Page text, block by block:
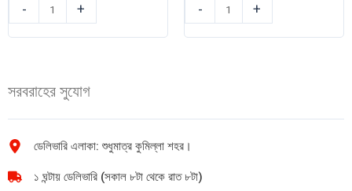
-
কার্স্টাড
পাউডার
+ -
বেবি
পাউডার
+
সরবরাহের সুযোগ
ডেলিভারি এলাকা: শুধুমাত্র কুমিল্লা শহর।
১ ঘন্টায় ডেলিভারি (সকাল ৮টা থেকে রাত ৮টা)